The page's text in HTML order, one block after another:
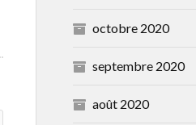
octobre 2020
septembre 2020
août 2020